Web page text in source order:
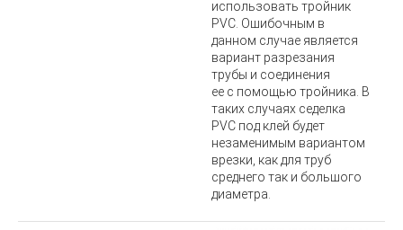
использовать тройник
PVC. Ошибочным в
данном случае является
вариант разрезания
трубы и соединения
ее с помощью тройника. В
таких случаях седелка
PVC под клей будет
незаменимым вариантом
врезки, как для труб
среднего так и большого
диаметра.